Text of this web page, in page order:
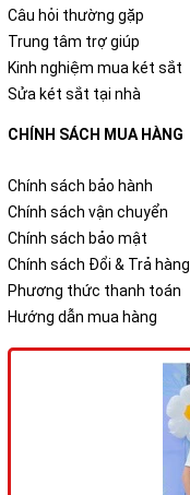
Câu hỏi thường gặp
Trung tâm trợ giúp
Kinh nghiệm mua két sắt
Sửa két sắt tại nhà
CHÍNH SÁCH MUA HÀNG
Chính sách bảo hành
Chính sách vận chuyển
Chính sách bảo mật
Chính sách Đổi & Trả hàng
Phương thức thanh toán
Hướng dẫn mua hàng